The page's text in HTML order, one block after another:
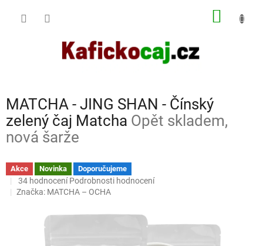
MATCHA - JING SHAN - Čínský
zelený čaj Matcha Opět skladem,
nová šarže
Akce Novinka Doporučujeme
Průměrné
hodnocení
34 hodnocení Podrobnosti hodnocení
Značka: MATCHA – OCHA